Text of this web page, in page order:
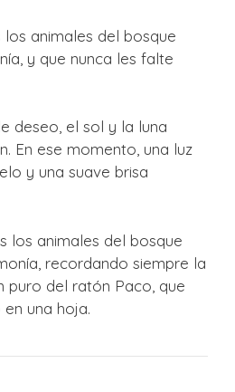
animales del bosque
y que nunca les falte
deseo, el sol y la luna
En ese momento, una luz
y una suave brisa
los animales del bosque
recordando siempre la
puro del ratón Paco, que
una hoja.